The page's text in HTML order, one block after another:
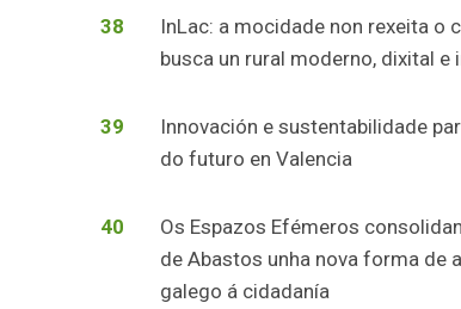
38
InLac: a mocidade non rexeita o
busca un rural moderno, dixital e
39
Innovación e sustentabilidade
do futuro en Valencia
40
Os Espazos Efémeros
de Abastos unha nova forma de
galego á cidadanía